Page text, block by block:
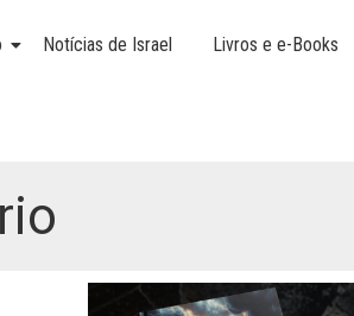
Notícias de Israel Livros e e-Books